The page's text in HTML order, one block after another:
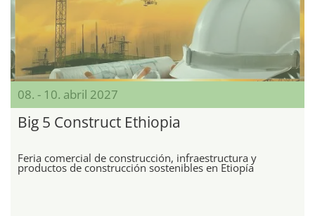
08. - 10. abril 2027
Big 5 Construct Ethiopia
Feria comercial de construcción, infraestructura y
productos de construcción sostenibles en Etiopía